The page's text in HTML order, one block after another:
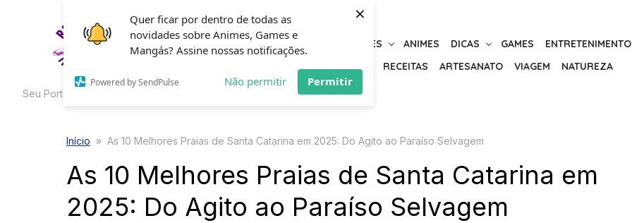
Quer ficar por dentro de todas as
novidades sobre Animes, Games e
Mangás? Assine nossas notificações.
Powered by SendPulse Não permitir Permitir
×
Seu Portal de Curiosidades
HOME CURIOSIDADES ANIMES DICAS GAMES ENTRETENIMENTO
BELEZA
RECEITAS ARTESANATO VIAGEM NATUREZA
Início » As 10 Melhores Praias de Santa Catarina em 2025: Do Agito ao Paraíso Selvagem
As 10 Melhores Praias de Santa Catarina em
2025: Do Agito ao Paraíso Selvagem